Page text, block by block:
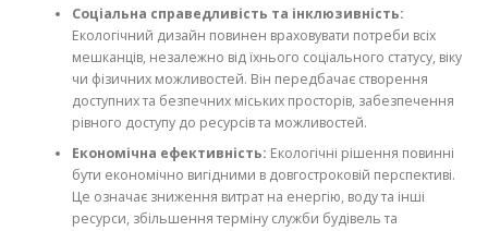
Соціальна справедливість та інклюзивність:
Екологічний дизайн повинен враховувати потреби всіх
мешканців, незалежно від їхнього соціального статусу, віку
чи фізичних можливостей. Він передбачає створення
доступних та безпечних міських просторів, забезпечення
рівного доступу до ресурсів та можливостей.
Економічна ефективність: Екологічні рішення повинні
бути економічно вигідними в довгостроковій перспективі.
Це означає зниження витрат на енергію, воду та інші
ресурси, збільшення терміну служби будівель та